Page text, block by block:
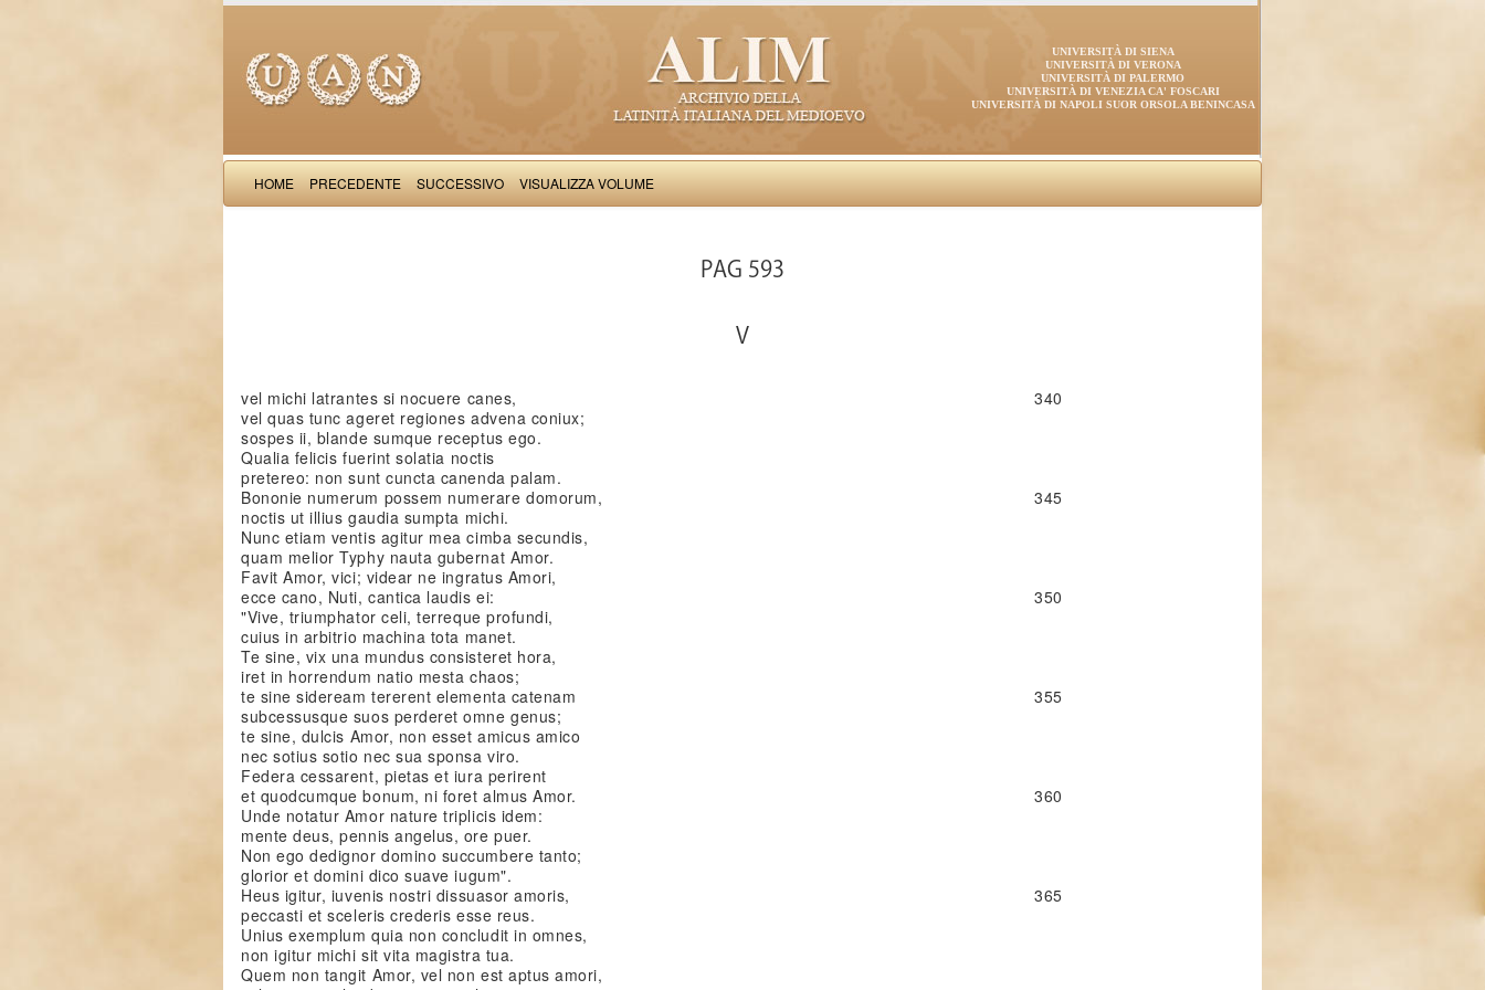
UNIVERSITÀ DI SIENA
UNIVERSITÀ DI VERONA
UNIVERSITÀ DI PALERMO
UNIVERSITÀ DI VENEZIA CA' FOSCARI
UNIVERSITÀ DI NAPOLI SUOR ORSOLA BENINCASA
HOME PRECEDENTE SUCCESSIVO VISUALIZZA VOLUME
PAG 593
V
vel michi latrantes si nocuere canes,
vel quas tunc ageret regiones advena coniux;
sospes ii, blande sumque receptus ego.
Qualia felicis fuerint solatia noctis
pretereo: non sunt cuncta canenda palam.
Bononie numerum possem numerare domorum,
noctis ut illius gaudia sumpta michi.
Nunc etiam ventis agitur mea cimba secundis,
quam melior Typhy nauta gubernat Amor.
Favit Amor, vici; videar ne ingratus Amori,
ecce cano, Nuti, cantica laudis ei:
"Vive, triumphator celi, terreque profundi,
cuius in arbitrio machina tota manet.
Te sine, vix una mundus consisteret hora,
iret in horrendum natio mesta chaos;
te sine sideream tererent elementa catenam
subcessusque suos perderet omne genus;
te sine, dulcis Amor, non esset amicus amico
nec sotius sotio nec sua sponsa viro.
Federa cessarent, pietas et iura perirent
et quodcumque bonum, ni foret almus Amor.
Unde notatur Amor nature triplicis idem:
mente deus, pennis angelus, ore puer.
Non ego dedignor domino succumbere tanto;
glorior et domini dico suave iugum".
Heus igitur, iuvenis nostri dissuasor amoris,
peccasti et sceleris crederis esse reus.
Unius exemplum quia non concludit in omnes,
non igitur michi sit vita magistra tua.
Quem non tangit Amor, vel non est aptus amori,
340
345
350
355
360
365